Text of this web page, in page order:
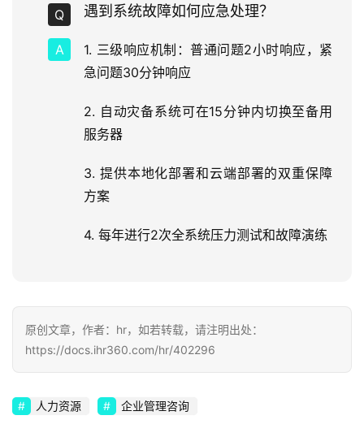
遇到系统故障如何应急处理？
1. 三级响应机制：普通问题2小时响应，紧
急问题30分钟响应
2. 自动灾备系统可在15分钟内切换至备用
服务器
3. 提供本地化部署和云端部署的双重保障
方案
4. 每年进行2次全系统压力测试和故障演练
原创文章，作者：hr，如若转载，请注明出处：
https://docs.ihr360.com/hr/402296
人力资源 企业管理咨询